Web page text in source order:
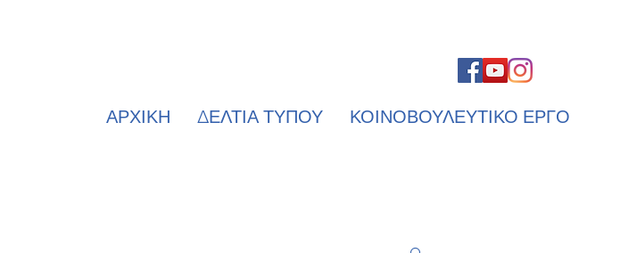
ΑΡΧΙΚΗ
ΔΕΛΤΙΑ ΤΥΠΟΥ ΚΟΙΝΟΒΟΥΛΕΥΤΙΚΟ ΕΡΓΟ